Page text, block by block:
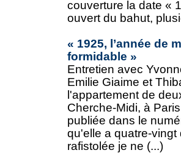
couverture la date «
ouvert du bahut,
« 1925, l’année de
formidable »
Entretien avec
Emilie Giaime et
l'appartement de
Cherche-Midi, à
publiée dans le
qu'elle a quatre-
rafistolée je ne (...)